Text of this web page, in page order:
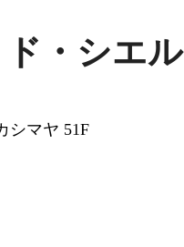
・シエル
シマヤ 51F